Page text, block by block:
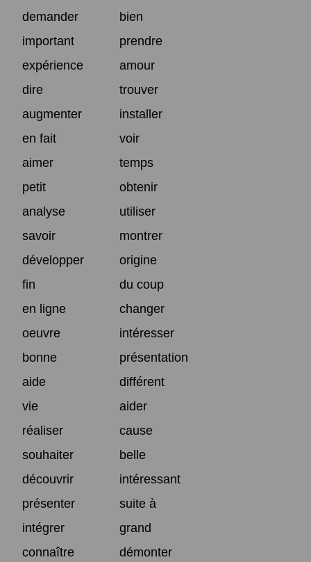
demander
bien
important
prendre
expérience
amour
dire
trouver
augmenter
installer
en fait
voir
aimer
temps
petit
obtenir
analyse
utiliser
savoir
montrer
développer
origine
fin
du coup
en ligne
changer
oeuvre
intéresser
bonne
présentation
aide
différent
vie
aider
réaliser
cause
souhaiter
belle
découvrir
intéressant
présenter
suite à
intégrer
grand
connaître
démonter